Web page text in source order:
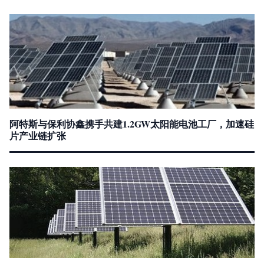
阿特斯与保利协鑫携手共建1.2GW太阳能电池工厂，加速硅
片产业链扩张